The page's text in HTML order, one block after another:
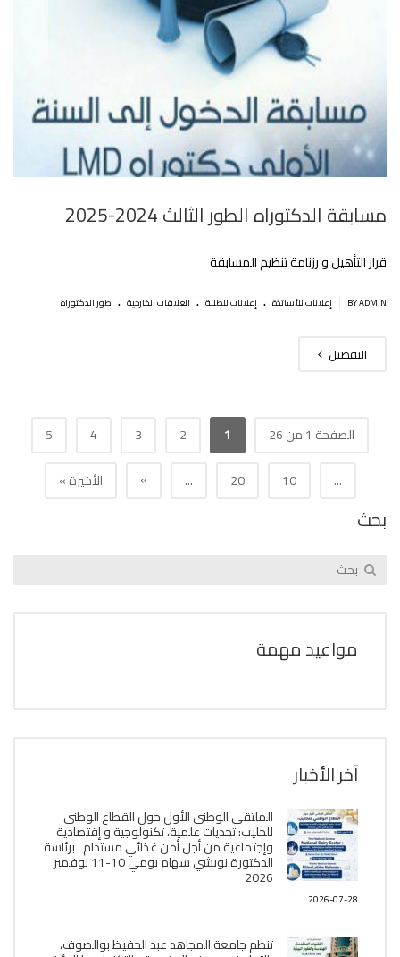
مسابقة الدكتوراه الطور الثالث 2024-2025
قرار التأهيل و رزنامة تنظيم المسابقة
BY ADMIN إعلانات للأساتذة . إعلانات للطلبة . العلاقات الخارجية . طور الدكتوراه
التفصيل
الصفحة 1 من 26 1
2
3
4
5
...
10
20
...
» الأخيرة »
بحث
مواعيد مهمة
آخر الأخبار
الملتقى الوطني الأول حول القطاع الوطني
للحليب: تحديات علمية، تكنولوجية و إقتصادية
وإجتماعية من أجل أمن غذائي مستدام . برئاسة
الدكتورة نويشي سهام يومي 10-11 نوفمبر
2026
2026-07-28
تنظم جامعة المجاهد عبد الحفيظ بوالصوف،